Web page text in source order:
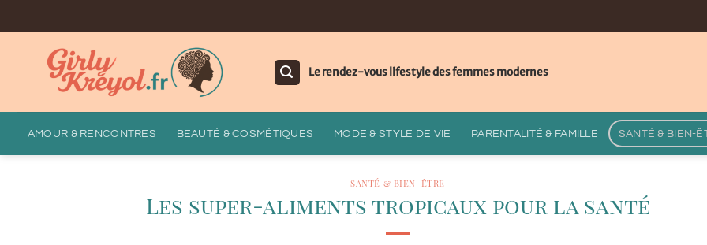
au
Le rendez-vous lifestyle des femmes modernes
AMOUR & RENCONTRES BEAUTÉ & COSMÉTIQUES MODE & STYLE DE VIE PARENTALITÉ & FAMILLE SANTÉ & BIEN-
SANTÉ & BIEN-ÊTRE
Les super-aliments tropicaux pour la santé